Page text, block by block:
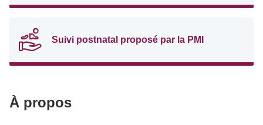
Suivi postnatal proposé par la PMI
À propos